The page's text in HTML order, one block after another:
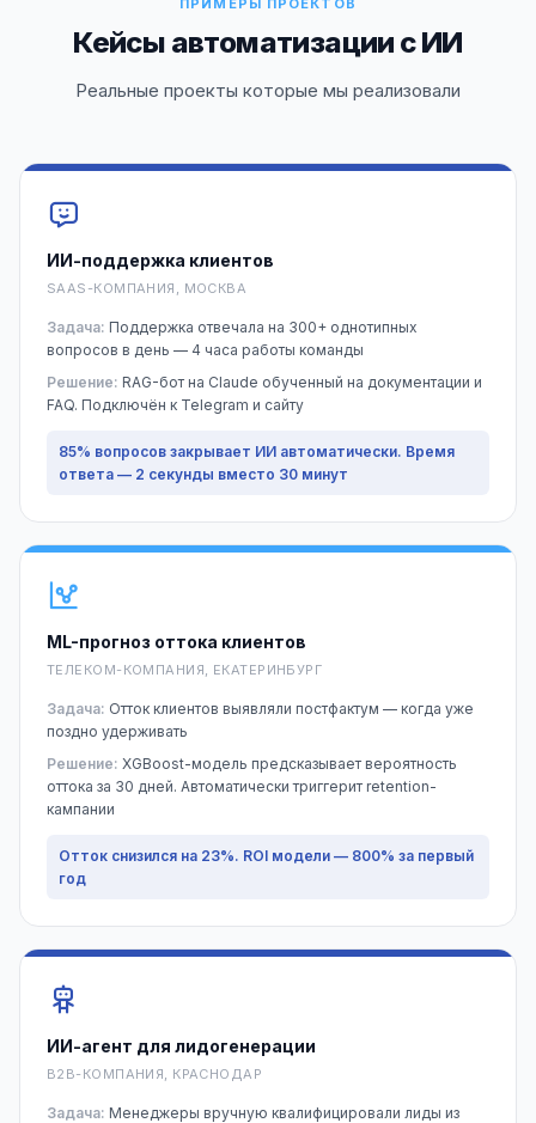
ПРИМЕРЫ ПРОЕКТОВ
Кейсы автоматизации с ИИ
Реальные проекты которые мы реализовали
ИИ-поддержка клиентов
SAAS-КОМПАНИЯ, МОСКВА
Задача: Поддержка отвечала на 300+ однотипных
вопросов в день — 4 часа работы команды
Решение: RAG-бот на Claude обученный на документации и
FAQ. Подключён к Telegram и сайту
85% вопросов закрывает ИИ автоматически. Время
ответа — 2 секунды вместо 30 минут
ML-прогноз оттока клиентов
ТЕЛЕКОМ-КОМПАНИЯ, ЕКАТЕРИНБУРГ
Задача: Отток клиентов выявляли постфактум — когда уже
поздно удерживать
Решение: XGBoost-модель предсказывает вероятность
оттока за 30 дней. Автоматически триггерит retention-
кампании
Отток снизился на 23%. ROI модели — 800% за первый
год
ИИ-агент для лидогенерации
B2B-КОМПАНИЯ, КРАСНОДАР
Задача: Менеджеры вручную квалифицировали лиды из